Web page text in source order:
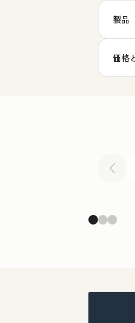
製品
価格
前へ